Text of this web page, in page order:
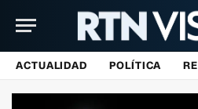
ACTUALIDAD POLÍTICA